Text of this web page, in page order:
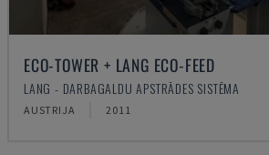
ECO-TOWER + LANG ECO-FEED
LANG - DARBAGALDU APSTRĀDES SISTĒMA
AUSTRIJA 2011